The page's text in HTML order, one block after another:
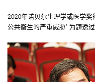
2020年诺贝尔生理学或医学奖
公共衞生的严重威胁" 为题透